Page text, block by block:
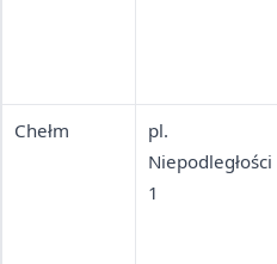
Chełm
pl.
Niepodległości
1